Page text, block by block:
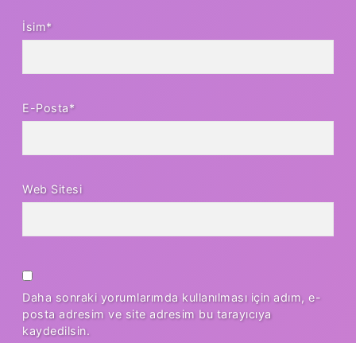
İsim*
E-Posta*
Web Sitesi
Daha sonraki yorumlarımda kullanılması için adım, e-
posta adresim ve site adresim bu tarayıcıya
kaydedilsin.